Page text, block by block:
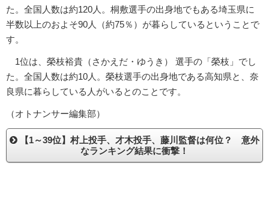
た。全国人数は約120人。桐敷選手の出身地でもある埼玉県に
半数以上のおよそ90人（約75％）が暮らしているということで
す。
1位は、榮枝裕貴（さかえだ・ゆうき） 選手の「榮枝」でし
た。全国人数は約10人。榮枝選手の出身地である高知県と、奈
良県に暮らしている人がいるとのことです。
（オトナンサー編集部）
【1～39位】村上投手、才木投手、藤川監督は何位？ 意外
なランキング結果に衝撃！